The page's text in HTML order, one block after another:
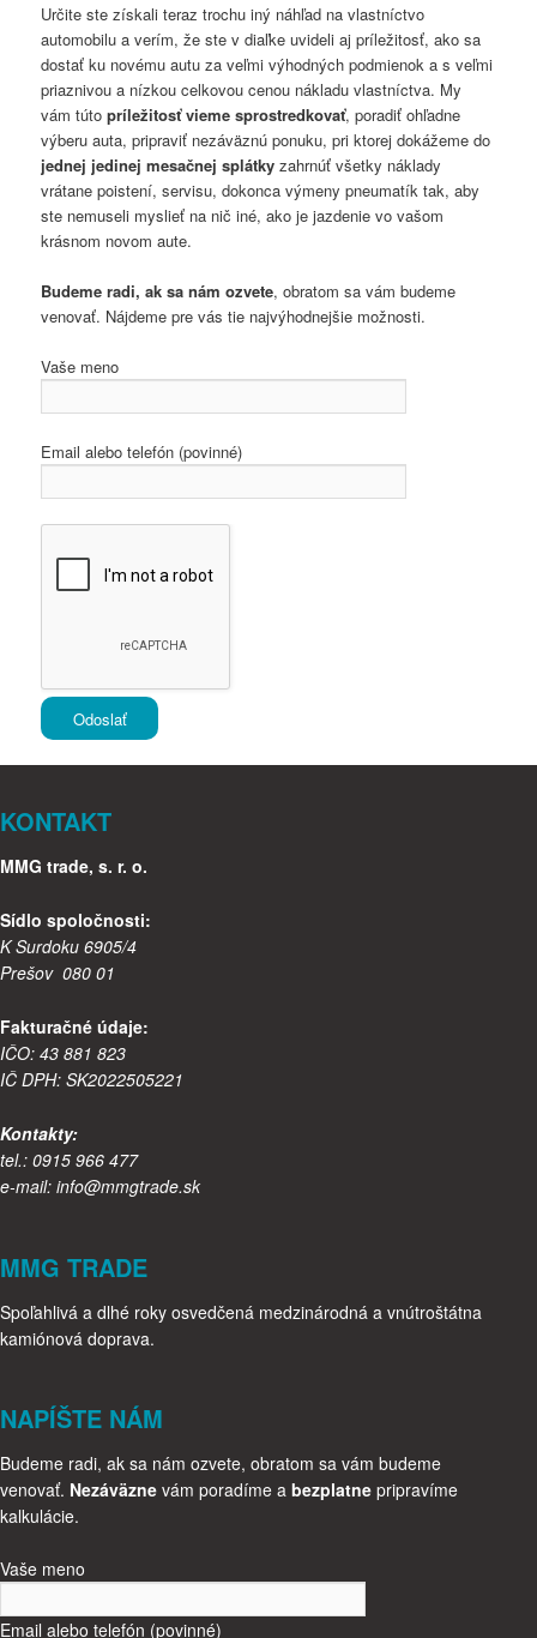
Určite ste získali teraz trochu iný náhľad na vlastníctvo
automobilu a verím, že ste v diaľke uvideli aj príležitosť, ako sa
dostať ku novému autu za veľmi výhodných podmienok a s veľmi
priaznivou a nízkou celkovou cenou nákladu vlastníctva. My
vám tútopríležitosť vieme sprostredkovať, poradiť ohľadne
výberu auta, pripraviť nezáväznú ponuku, pri ktorej dokážeme do
jednej jedinej mesačnej splátky zahrnúť všetky náklady
vrátane poistení, servisu, dokonca výmeny pneumatík tak, aby
ste nemuseli myslieť na nič iné, ako je jazdenie vo vašom
krásnom novom aute.
Budeme radi, ak sa nám ozvete, obratom sa vám budeme
venovať. Nájdeme pre vás tie najvýhodnejšie možnosti.
Vaše meno
Email alebo telefón (povinné)
KONTAKT
MMG trade, s. r. o.
Sídlo spoločnosti:
K Surdoku 6905/4
Prešov 080 01
Fakturačné údaje:
IČO: 43 881 823
IČ DPH: SK2022505221
Kontakty:
tel.: 0915 966 477
e-mail: info@mmgtrade.sk
MMG TRADE
Spoľahlivá a dlhé roky osvedčená medzinárodná a vnútroštátna
kamiónová doprava.
NAPÍŠTE NÁM
Budeme radi, ak sa nám ozvete, obratom sa vám budeme
venovať. Nezáväzne vám poradíme a bezplatne pripravíme
kalkulácie.
Vaše meno
Email alebo telefón (povinné)